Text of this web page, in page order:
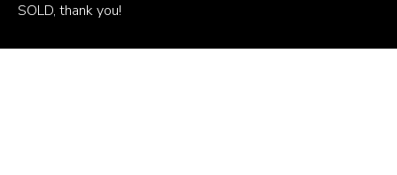
SOLD, thank you!